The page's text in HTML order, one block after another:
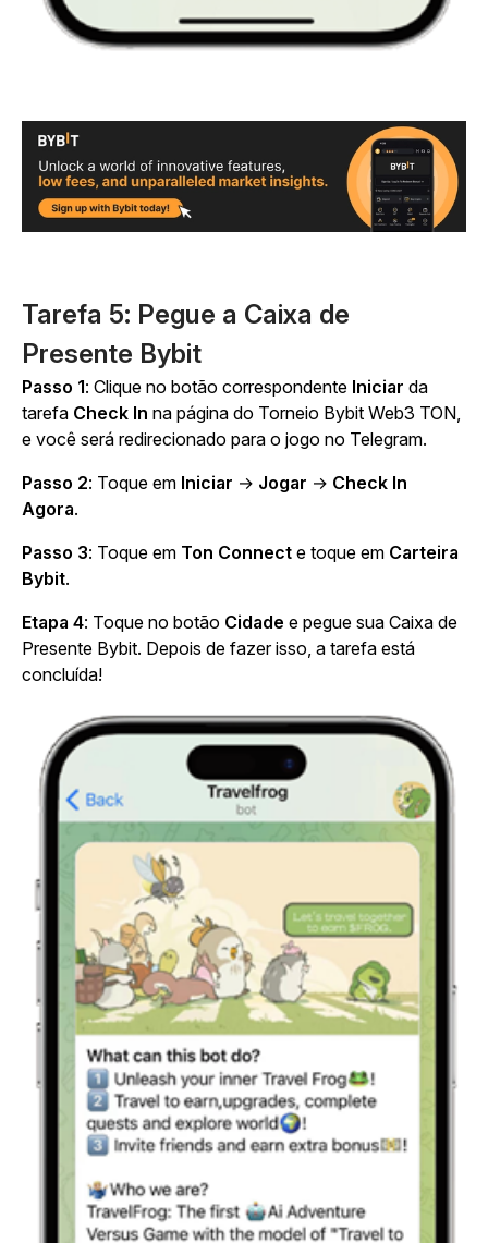
Tarefa 5: Pegue a Caixa de
Presente Bybit
Passo 1: Clique no botão correspondente Iniciar da
tarefa Check In na página do Torneio Bybit Web3 TON,
e você será redirecionado para o jogo no Telegram.
Passo 2: Toque em Iniciar → Jogar → Check In
Agora.
Passo 3: Toque em Ton Connect e toque em Carteira
Bybit.
Etapa 4: Toque no botão Cidade e pegue sua Caixa de
Presente Bybit. Depois de fazer isso, a tarefa está
concluída!